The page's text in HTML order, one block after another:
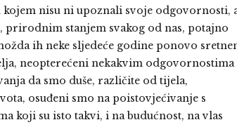
nisu ni upoznali svoje odgovornosti,
stanjem svakog od nas, potajno
ih neke sljedeće godine ponovo
neopterećeni nekakvim odgovornostima
da smo duše, različite od tijela,
osuđeni smo na poistovjećivanje s
koji su isto takvi, i na budućnost, na vlas